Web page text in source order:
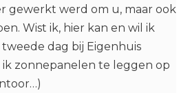
gewerkt werd om u, maar ook
Wist ik, hier kan en wil ik
dag bij Eigenhuis
zonnepanelen te leggen op